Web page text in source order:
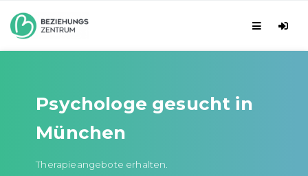
Psychologe gesucht in
München
Therapieangebote erhalten.